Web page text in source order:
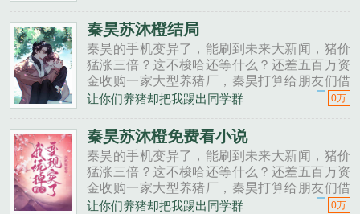
秦昊二狗子，借500万买点......
秦昊苏沐橙结局
秦昊的手机变异了，能刷到未来大新闻，猪价
猛涨三倍？这不梭哈还等什么？还差五百万资
金收购一家大型养猪厂，秦昊打算给朋友们借
一点。秦昊老班长啊，我想回家养猪，要不要
秦昊二狗子，借500万买点......
让你们养猪却把我踢出同学群 0万
秦昊苏沐橙免费看小说
秦昊的手机变异了，能刷到未来大新闻，猪价
猛涨三倍？这不梭哈还等什么？还差五百万资
金收购一家大型养猪厂，秦昊打算给朋友们借
一点。秦昊老班长啊，我想回家养猪，要不要
让你们养猪却把我踢出同学群 0万